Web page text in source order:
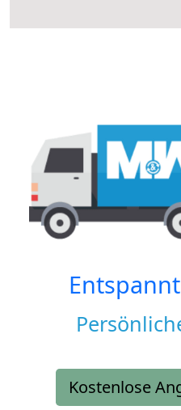
Kostenlose